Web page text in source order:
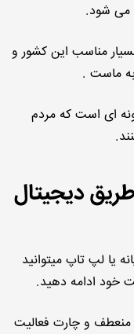
می شود.
مناسب این کشور و
ماست .
ای است که مردم
دیجیتال
یا لپ تاپ میتوانید
خود ادامه دهید.
منعطف و چارت فعالیت